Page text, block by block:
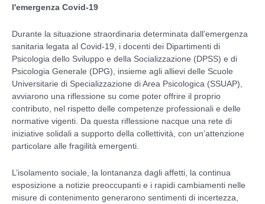
l'emergenza Covid-19
Durante la situazione straordinaria determinata dall’emergenza
sanitaria legata al Covid-19, i docenti dei Dipartimenti di
Psicologia dello Sviluppo e della Socializzazione (DPSS) e di
Psicologia Generale (DPG), insieme agli allievi delle Scuole
Universitarie di Specializzazione di Area Psicologica (SSUAP),
avviarono una riflessione su come poter offrire il proprio
contributo, nel rispetto delle competenze professionali e delle
normative vigenti. Da questa riflessione nacque una rete di
iniziative solidali a supporto della collettività, con un’attenzione
particolare alle fragilità emergenti.
L’isolamento sociale, la lontananza dagli affetti, la continua
esposizione a notizie preoccupanti e i rapidi cambiamenti nelle
misure di contenimento generarono sentimenti di incertezza,